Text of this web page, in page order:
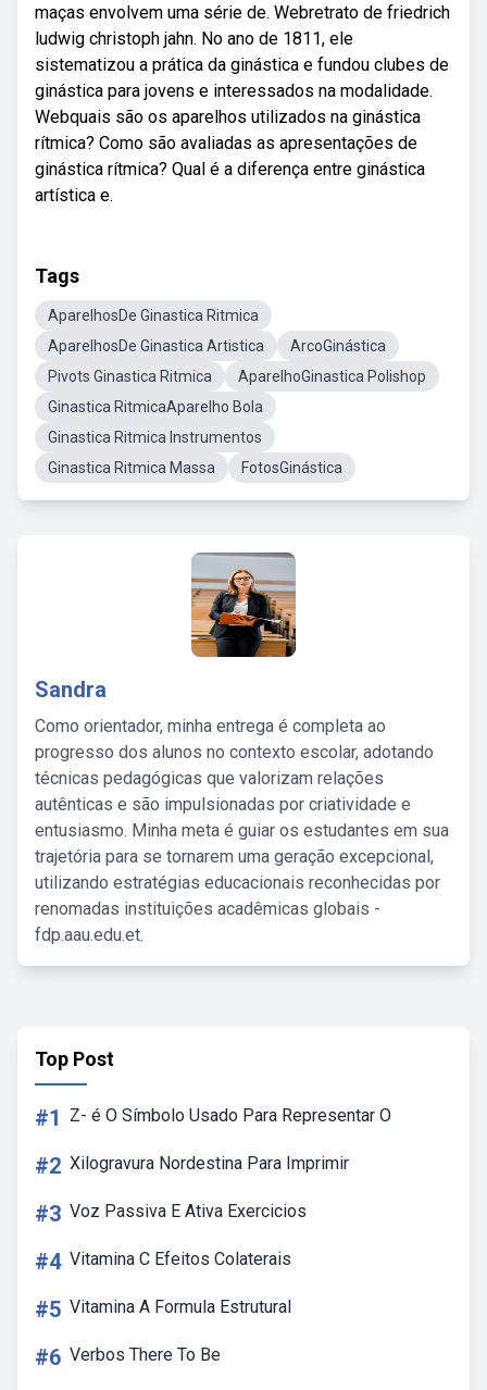
maças envolvem uma série de. Webretrato de friedrich
ludwig christoph jahn. No ano de 1811, ele
sistematizou a prática da ginástica e fundou clubes de
ginástica para jovens e interessados na modalidade.
Webquais são os aparelhos utilizados na ginástica
rítmica? Como são avaliadas as apresentações de
ginástica rítmica? Qual é a diferença entre ginástica
artística e.
Tags
AparelhosDe Ginastica Ritmica
AparelhosDe Ginastica Artistica
ArcoGinástica
Pivots Ginastica Ritmica
AparelhoGinastica Polishop
Ginastica RitmicaAparelho Bola
Ginastica Ritmica Instrumentos
Ginastica Ritmica Massa
FotosGinástica
Sandra
Como orientador, minha entrega é completa ao
progresso dos alunos no contexto escolar, adotando
técnicas pedagógicas que valorizam relações
autênticas e são impulsionadas por criatividade e
entusiasmo. Minha meta é guiar os estudantes em sua
trajetória para se tornarem uma geração excepcional,
utilizando estratégias educacionais reconhecidas por
renomadas instituições acadêmicas globais -
fdp.aau.edu.et.
Top Post
#1 Z- é O Símbolo Usado Para Representar O
#2 Xilogravura Nordestina Para Imprimir
#3 Voz Passiva E Ativa Exercicios
#4 Vitamina C Efeitos Colaterais
#5 Vitamina A Formula Estrutural
#6 Verbos There To Be